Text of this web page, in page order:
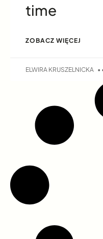
time
ZOBACZ WIĘCEJ
ELWIRA KRUSZELNICKA